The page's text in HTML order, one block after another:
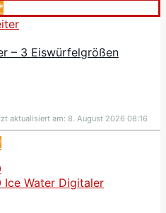
– 3 Eiswürfelgrößen
aktualisiert am: 8. August 2026 08:16